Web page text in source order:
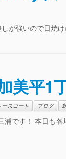
が強いので日焼
美平1
ースコート ブログ
浦です！ 本日も